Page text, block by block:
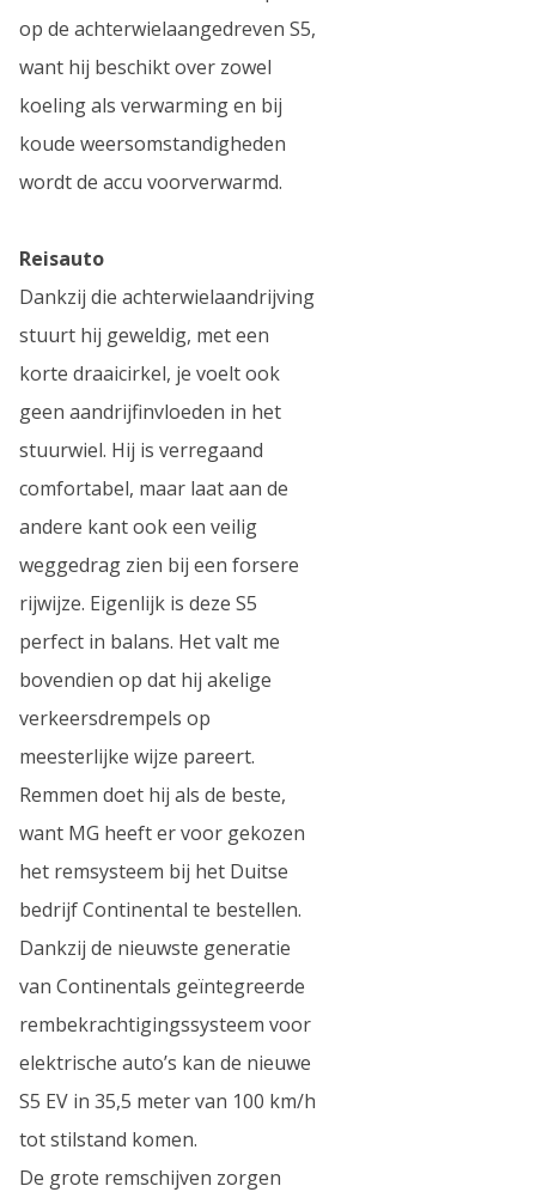
op de achterwielaangedreven S5,
want hij beschikt over zowel
koeling als verwarming en bij
koude weersomstandigheden
wordt de accu voorverwarmd.
Reisauto
Dankzij die achterwielaandrijving
stuurt hij geweldig, met een
korte draaicirkel, je voelt ook
geen aandrijfinvloeden in het
stuurwiel. Hij is verregaand
comfortabel, maar laat aan de
andere kant ook een veilig
weggedrag zien bij een forsere
rijwijze. Eigenlijk is deze S5
perfect in balans. Het valt me
bovendien op dat hij akelige
verkeersdrempels op
meesterlijke wijze pareert.
Remmen doet hij als de beste,
want MG heeft er voor gekozen
het remsysteem bij het Duitse
bedrijf Continental te bestellen.
Dankzij de nieuwste generatie
van Continentals geïntegreerde
rembekrachtigingssysteem voor
elektrische auto’s kan de nieuwe
S5 EV in 35,5 meter van 100 km/h
tot stilstand komen.
De grote remschijven zorgen